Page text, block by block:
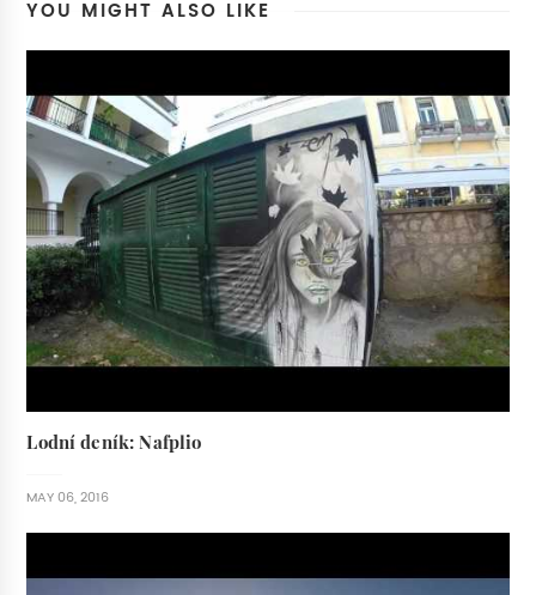
YOU MIGHT ALSO LIKE
Lodní deník: Nafplio
MAY 06, 2016